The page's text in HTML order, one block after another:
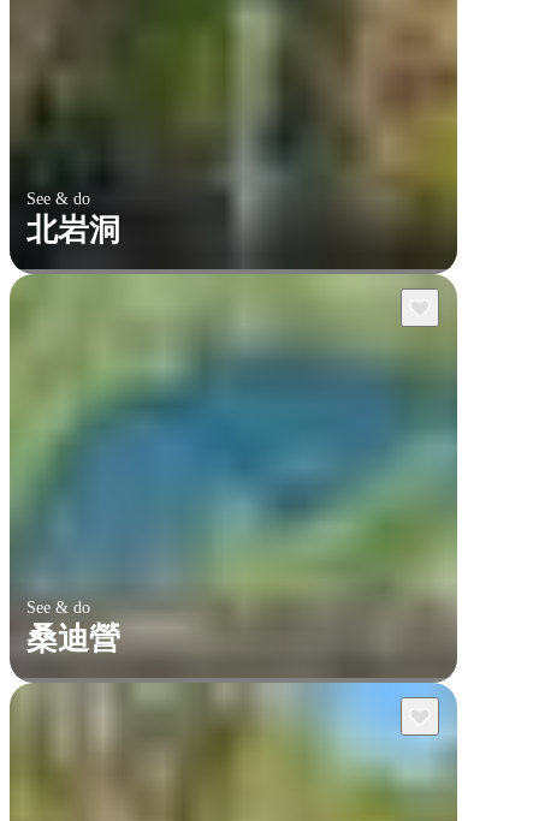
See & do
北岩洞
See & do
桑迪營